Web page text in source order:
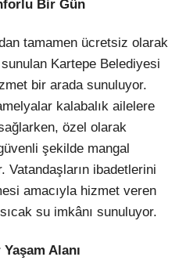
Bir Gün
tamamen ücretsiz olarak
Kartepe Belediyesi
bir arada sunuluyor.
kalabalık ailelere
özel olarak
şekilde mangal
Vatandaşların ibadetlerini
amacıyla hizmet veren
su imkânı sunuluyor.
Alanı